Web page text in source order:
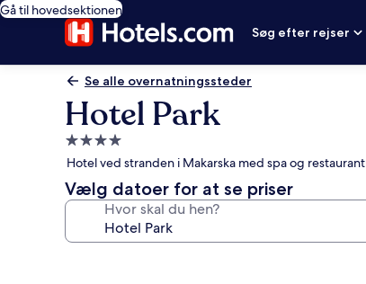
Gå til hovedsektionen
Søg efter rejser
Se alle overnatningssteder
Hotel Park
4.0-
stjernet
overnatningssted
Hotel ved stranden i Makarska med spa og restaurant
Vælg datoer for at se priser
Hvor skal du hen?